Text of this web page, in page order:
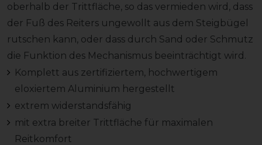
oberhalb der Trittfläche, so das vermieden wird, dass
der Fuß des Reiters ungewollt aus dem Steigbügel
rutschen kann, oder dass durch Sand oder Schmutz
die Funktion des Mechanismus beeinträchtigt wird.
Komplett aus zertifiziertem, hochwertigem
eloxiertem Aluminium hergestellt
extrem widerstandsfähig
mit extra breiter Trittfläche für maximalen
Reitkomfort